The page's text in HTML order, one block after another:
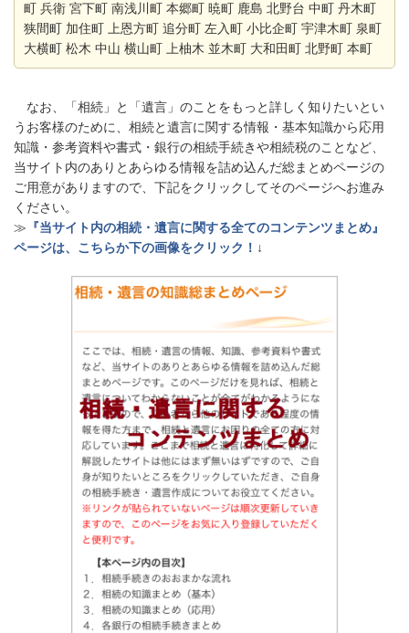
町 兵衛 宮下町 南浅川町 本郷町 暁町 鹿島 北野台 中町 丹木町
狭間町 加住町 上恩方町 追分町 左入町 小比企町 宇津木町 泉町
大横町 松木 中山 横山町 上柚木 並木町 大和田町 北野町 本町
なお、「相続」と「遺言」のことをもっと詳しく知りたいとい
うお客様のために、相続と遺言に関する情報・基本知識から応用
知識・参考資料や書式・銀行の相続手続きや相続税のことなど、
当サイト内のありとあらゆる情報を詰め込んだ総まとめページの
ご用意がありますので、下記をクリックしてそのページへお進み
ください。
≫ 『当サイト内の相続・遺言に関する全てのコンテンツまとめ』
ページは、こちらか下の画像をクリック！ ↓